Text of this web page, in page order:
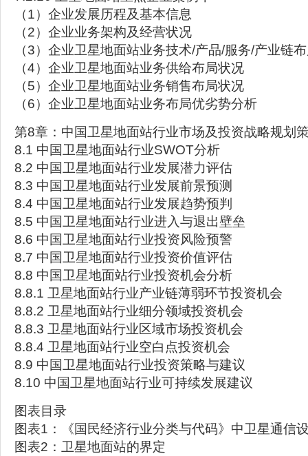
（1）企业发展历程及基本信息
（2）企业业务架构及经营状况
（3）企业卫星地面站业务技术/产品/服务/产业链
（4）企业卫星地面站业务供给布局状况
（5）企业卫星地面站业务销售布局状况
（6）企业卫星地面站业务布局优劣势分析
第8章：中国卫星地面站行业市场及投资战略规划
8.1 中国卫星地面站行业SWOT分析
8.2 中国卫星地面站行业发展潜力评估
8.3 中国卫星地面站行业发展前景预测
8.4 中国卫星地面站行业发展趋势预判
8.5 中国卫星地面站行业进入与退出壁垒
8.6 中国卫星地面站行业投资风险预警
8.7 中国卫星地面站行业投资价值评估
8.8 中国卫星地面站行业投资机会分析
8.8.1 卫星地面站行业产业链薄弱环节投资机会
8.8.2 卫星地面站行业细分领域投资机会
8.8.3 卫星地面站行业区域市场投资机会
8.8.4 卫星地面站行业空白点投资机会
8.9 中国卫星地面站行业投资策略与建议
8.10 中国卫星地面站行业可持续发展建议
图表目录
图表1：《国民经济行业分类与代码》中卫星通信
图表2：卫星地面站的界定